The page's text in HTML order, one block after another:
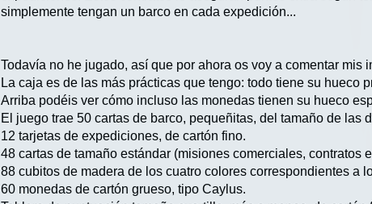
simplemente tengan un barco en cada expedición...
Todavía no he jugado, así que por ahora os voy a comentar mis
La caja es de las más prácticas que tengo: todo tiene su hueco
Arriba podéis ver cómo incluso las monedas tienen su hueco
El juego trae 50 cartas de barco, pequeñitas, del tamaño de las
12 tarjetas de expediciones, de cartón fino.
48 cartas de tamaño estándar (misiones comerciales, contratos
88 cubitos de madera de los cuatro colores correspondientes a
60 monedas de cartón grueso, tipo Caylus.